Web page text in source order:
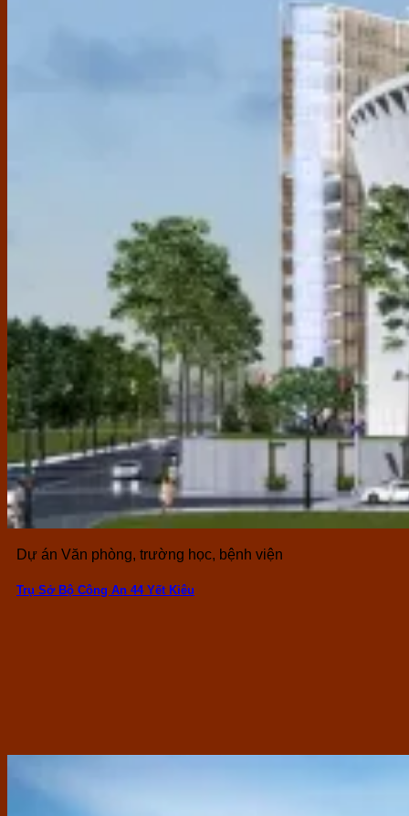
Dự án Văn phòng, trường học, bệnh viện
Trụ Sở Bộ Công An 44 Yết Kiêu